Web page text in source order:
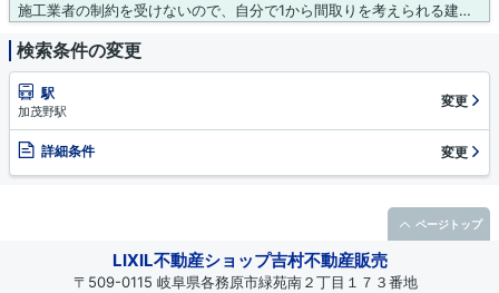
施工業者の制約を受けないので、自分で1から間取りを考えられる建築条件無し。土地購入をお考えの方におすすめなのがこちらの売地。駅まで徒歩15分で少し離れてはいますがその分通勤が運動にもなる立地です。土地面積は1806.22㎡(公簿)となっています。お客様にご満足いただけるよう、吉村不動産販売は全力で不動産探しのサポートをしてまいります。お気軽に0120-431-330またはinfo@yoshimurafudousan.comまでご連絡ください。
検索条件の変更
駅
加茂野駅
変更
詳細条件 変更
LIXIL不動産ショップ吉村不動産販売
〒509-0115 岐阜県各務原市緑苑南２丁目１７３番地
ページトップ